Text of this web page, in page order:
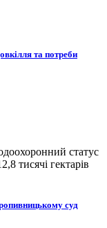
та потреби
статус
тисячі гектарів
суд